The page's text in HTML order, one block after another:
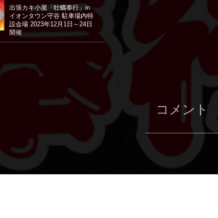
出張カキ小屋「牡蠣奉行」in
イオンタウン守谷 駐車場内特
設会場 2023年12月1日～24日
開催
コメント